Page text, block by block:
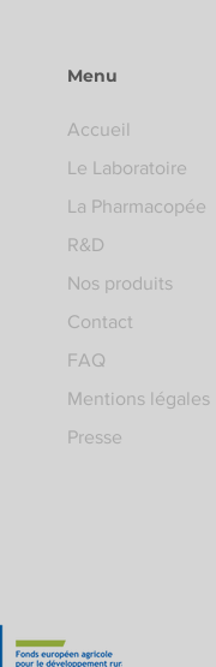
Menu
Accueil
Le Laboratoire
La Pharmacopée
R&D
Nos produits
Contact
FAQ
Mentions légales
Presse